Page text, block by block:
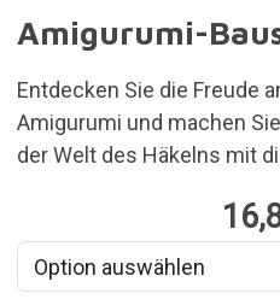
Amigurumi-
Entdecken Sie die Freude
Amigurumi und machen
der Welt des Häkelns mit